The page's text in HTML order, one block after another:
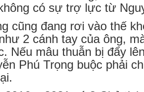
có sự trợ lực từ
cũng đang rơi vào thế
2 cánh tay của ông,
Nếu mâu thuẫn bị đẩy
Phú Trọng buộc phải